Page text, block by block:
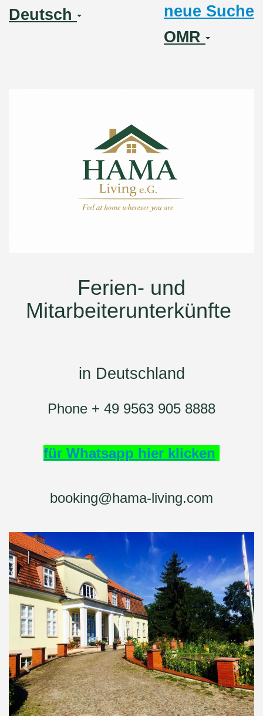
Deutsch
neue Suche
OMR
Ferien- und
Mitarbeiterunterkünfte
in Deutschland
Phone + 49 9563 905 8888
für Whatsapp hier klicken
booking@hama-living.com
Previous Next